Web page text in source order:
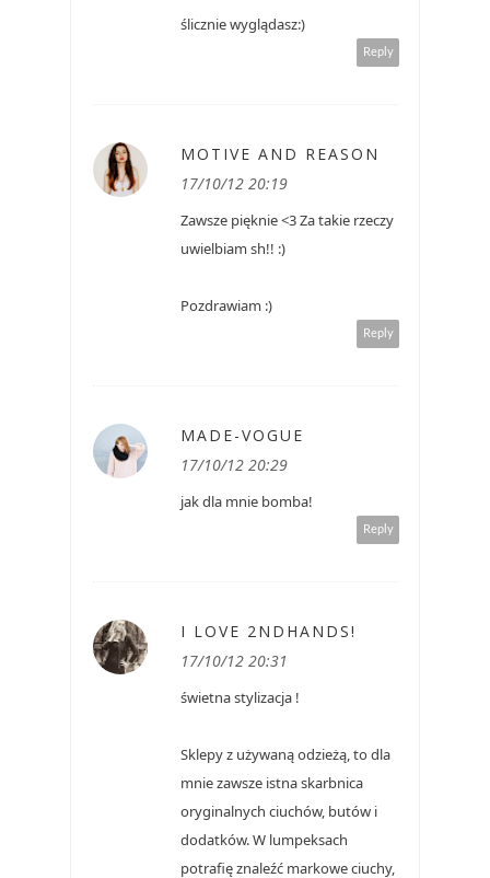
ślicznie wyglądasz:)
Reply
MOTIVE AND REASON
17/10/12 20:19
Zawsze pięknie <3 Za takie rzeczy
uwielbiam sh!! :)
Pozdrawiam :)
Reply
MADE-VOGUE
17/10/12 20:29
jak dla mnie bomba!
Reply
I LOVE 2NDHANDS!
17/10/12 20:31
świetna stylizacja !
Sklepy z używaną odzieżą, to dla
mnie zawsze istna skarbnica
oryginalnych ciuchów, butów i
dodatków. W lumpeksach
potrafię znaleźć markowe ciuchy,